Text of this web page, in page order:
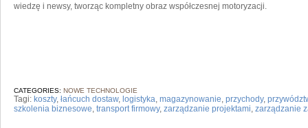
wiedzę i newsy, tworząc kompletny obraz współczesnej motoryzacji.
CATEGORIES: NOWE TECHNOLOGIE
Tagi: koszty, łańcuch dostaw, logistyka, magazynowanie, przychody,
szkolenia biznesowe, transport firmowy, zarządzanie projektami, zarządzanie